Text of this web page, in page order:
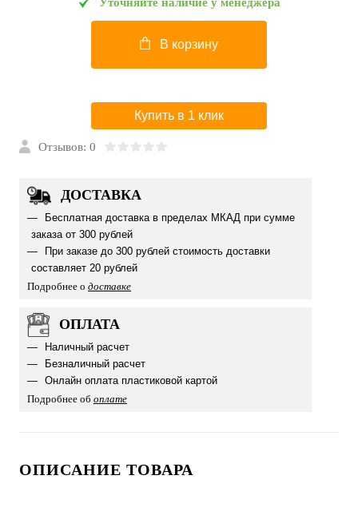
В корзину
Купить в 1 клик
Отзывов: 0
ДОСТАВКА
Бесплатная доставка в пределах МКАД при сумме
заказа от 300 рублей
При заказе до 300 рублей стоимость доставки
составляет 20 рублей
Подробнее о доставке
ОПЛАТА
Наличный расчет
Безналичный расчет
Онлайн оплата пластиковой картой
Подробнее об оплате
ОПИСАНИЕ ТОВАРА